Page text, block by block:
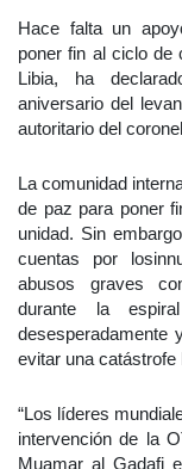
Hace falta un
poner fin al ciclo de
Libia, ha
aniversario del
autoritario del
La comunidad
de paz para poner
unidad. Sin
cuentas por
abusos graves
durante la
desesperadamente
evitar una catástrofe
“Los líderes
intervención de la
Muamar al Gadafi